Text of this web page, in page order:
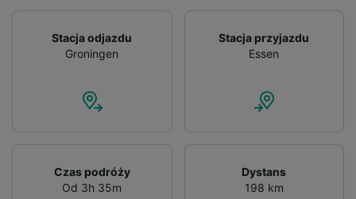
Stacja odjazdu
Groningen
Stacja przyjazdu
Essen
Czas podróży
Od 3h 35m
Dystans
198 km